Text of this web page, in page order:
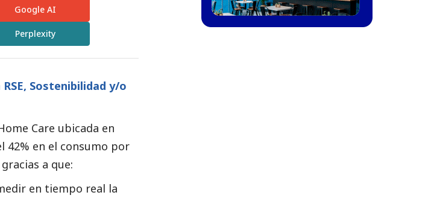
Google AI
Perplexity
Sostenibilidad y/o
Care ubicada en
42% en el consumo por
a que:
en tiempo real la